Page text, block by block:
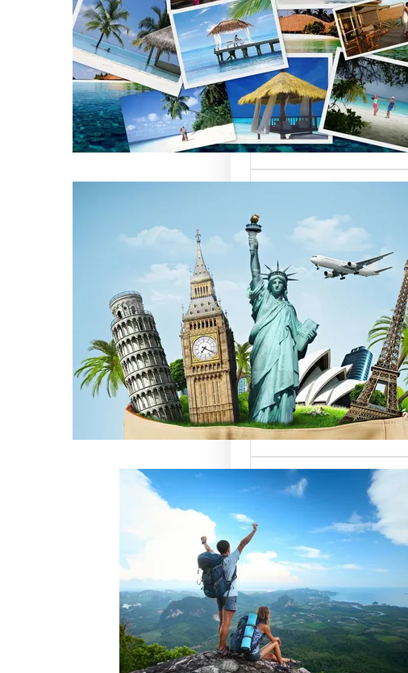
السياحة العالمية على
السوق
أسماء شركات السياحة
العالمية تعتبر من العناصر
الأساسية التي تؤثر…
تقدم شركات السياحة
بمصر خدمات متميزة
للسائحين الوافدين
شركات السياحة بمصر تقدم
خدمات متميزة للسائحين
الوافدين، حيث تعتبر…
تحسين خدمات رقم شركة
سياحة: أفضل الطرق
لجذب الزبائن وتحقيق
النجاح
رقم شركة سياحة هو عامل